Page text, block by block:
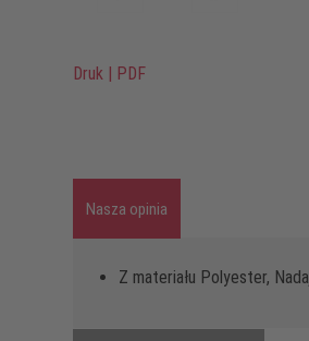
Druk | PDF
Nasza opinia
Z materiału Polyester,